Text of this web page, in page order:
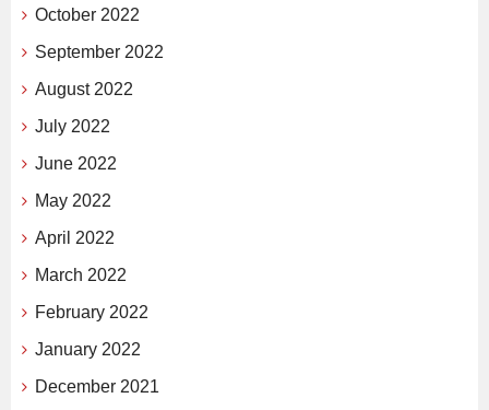
October 2022
September 2022
August 2022
July 2022
June 2022
May 2022
April 2022
March 2022
February 2022
January 2022
December 2021